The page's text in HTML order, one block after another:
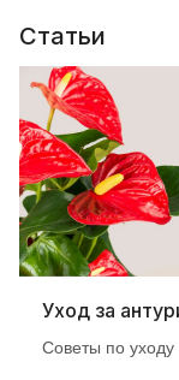
Статьи
Уход за
Советы по уходу